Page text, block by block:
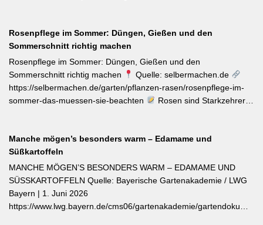
bayerische Gärtnereien erhältlich. Wer auf regional empfohlene
Pflanzen setzen möchte, liegt mit diesen beiden Sorten für Balkon
und Nutzgarten genau richtig.
hier. Weiterlesen bei MDR-Garten
Rosenpflege im Sommer: Düngen, Gießen und den
Sommerschnitt richtig machen
Rosenpflege im Sommer: Düngen, Gießen und den
Sommerschnitt richtig machen
Quelle: selbermachen.de
https://selbermachen.de/garten/pflanzen-rasen/rosenpflege-im-
sommer-das-muessen-sie-beachten
Rosen sind Starkzehrer –
bis Mitte Juli abgeschlossen sein, damit sich die Pflanzen auf die
Überwinterung vorbereiten können. Der entscheidende Tipp für
öfterblühende Sorten: Verwelkte Blüten mit 2–3 Blattstielpaaren
darunter sofort abschneiden – das regt neue Knospen an und
verlängert die Blütezeit erheblich. [Thema-Tag: #Rosenpflege
#Pflanzenpflege #Gehölze]
Manche mögen’s besonders warm – Edamame und
Süßkartoffeln
MANCHE MÖGEN’S BESONDERS WARM – EDAMAME UND
SÜSSKARTOFFELN Quelle: Bayerische Gartenakademie / LWG
Bayern | 1. Juni 2026
https://www.lwg.bayern.de/cms06/gartenakademie/